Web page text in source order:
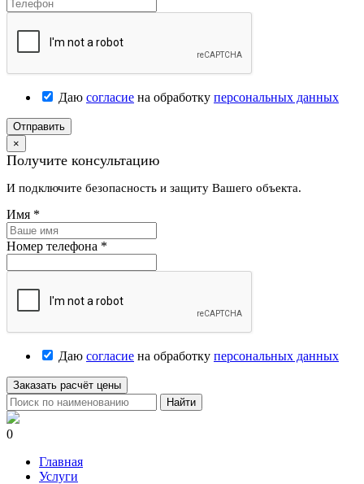
Даю согласие на обработку персональных данных
Отправить
×
Получите консультацию
И подключите безопасность и защиту Вашего объекта.
Имя *
Номер телефона *
Даю согласие на обработку персональных данных
Заказать расчёт цены
Найти
0
Главная
Услуги